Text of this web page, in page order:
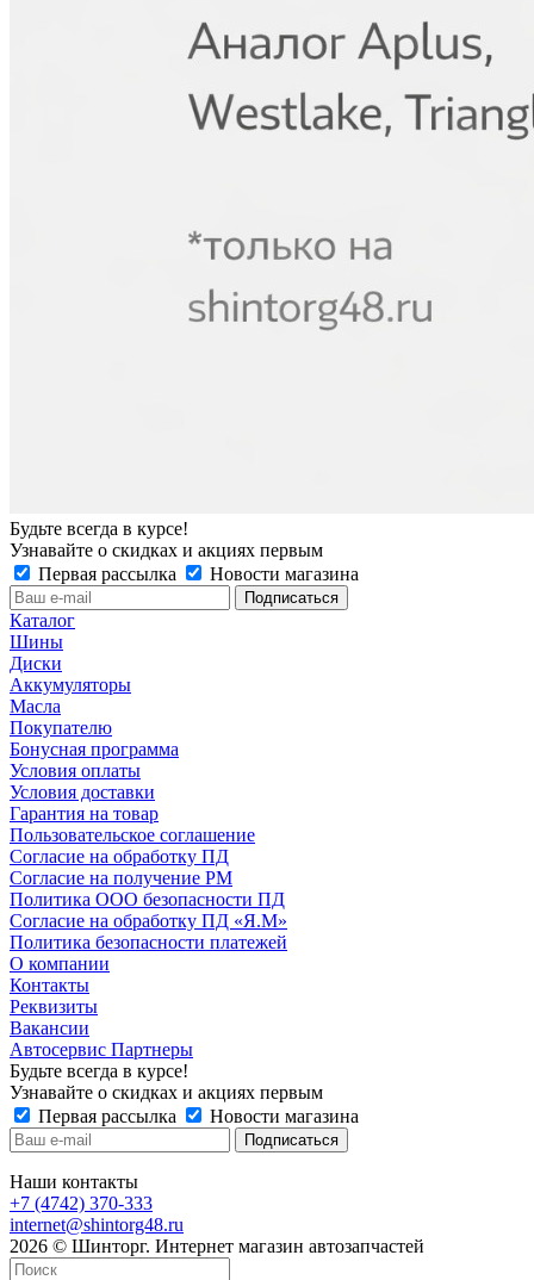
Будьте всегда в курсе!
Узнавайте о скидках и акциях первым
Первая рассылка
Новости магазина
Каталог
Шины
Диски
Аккумуляторы
Масла
Покупателю
Бонусная программа
Условия оплаты
Условия доставки
Гарантия на товар
Пользовательское соглашение
Согласие на обработку ПД
Согласие на получение РМ
Политика ООО безопасности ПД
Согласие на обработку ПД «Я.М»
Политика безопасности платежей
О компании
Контакты
Реквизиты
Вакансии
Автосервис Партнеры
Будьте всегда в курсе!
Узнавайте о скидках и акциях первым
Первая рассылка
Новости магазина
Наши контакты
+7 (4742) 370-333
internet@shintorg48.ru
2026 © Шинторг. Интернет магазин автозапчастей